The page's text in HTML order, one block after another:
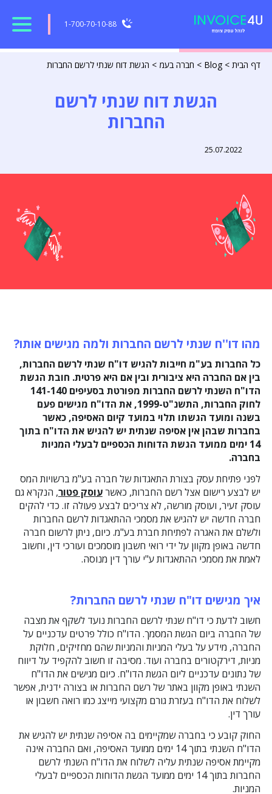
1-700-70-10-88
דף הבית >
Blog
> חברה בעמ > הגשת דוח שנתי לרשם החברות
הגשת דוח שנתי לרשם
החברות
25.07.2022
מהו דו''ח שנתי לרשם החברות ולמה מגישים אותו?
כל החברות בע"מ חייבות להגיש דו"ח שנתי לרשם החברות,
בין אם החברה היא ציבורית ובין אם היא פרטית. חובת הגשת
הדו"ח השנתי לרשם החברות מפורטת בסעיפים 141-140
לחוק החברות, התשנ"ט-1999, את הדו"ח מגישים פעם
בשנה ומועד הגשתו תלוי במועד קיום האסיפה, כאשר
בחברות שבהן אין אסיפה שנתית יש להגיש את הדו"ח בתוך
14 ימים ממועד הגשת הדוחות הכספיים לבעלי המניות
בחברה.
לפני פתיחת עסק בצורת התאגדות של חברה בע"מ ברשויות המס
יש לבצע רישום אצל רשם החברות, כאשרעוסק פטור, הנקרא גם
עוסק זעיר, ועוסק מורשה, לא צריכים לבצע פעולה זו. כדי להקים
חברה חדשה יש להגיש את מסמכי ההתאגדות לרשם החברות
ולשלם את האגרה לפתיחת חברת בע"מ. כיום, ניתן לרשום חברה
חדשה באופן מקוון על ידי רואי חשבון מוסמכים ועורכי דין, וחשוב
לאמת את מסמכי ההתאגדות ע"י עורך דין מנוסה.
איך מגישים דו"ח שנתי לרשם החברות?
חשוב לדעת כי דו"ח שנתי לרשם החברות נועד לשקף את מצבה
של החברה ביום הגשת המסמך. הדו"ח כולל פרטים עדכניים על
החברה, מידע על בעלי המניות והמניות שהם מחזיקים, חלוקת
מניות, דירקטורים בחברה ועוד. מסיבה זו חשוב להקפיד על דיווח
של נתונים עדכניים ליום הגשת הדו"ח. כיום מגישים את הדו"ח
השנתי באופן מקוון באתר של רשם החברות או בצורה ידנית, אפשר
לשלוח את הדו"ח בעזרת גורם מקצועי מייצג כמו רואה חשבון או
עורך דין.
החוק קובע כי בחברה שמקיימים בה אסיפה שנתית יש להגיש את
הדו"ח השנתי בתוך 14 ימים ממועד האסיפה, ואם החברה אינה
מקיימת אסיפה שנתית עליה לשלוח את הדו"ח השנתי לרשם
החברות בתוך 14 ימים ממועד הגשת הדוחות הכספיים לבעלי
המניות.